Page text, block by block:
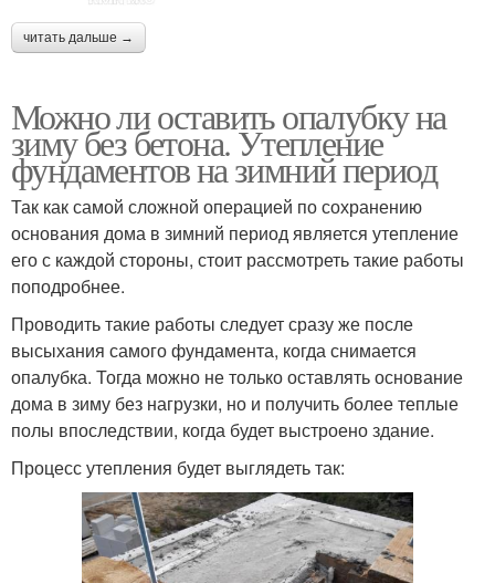
читать дальше →
Можно ли оставить опалубку на
зиму без бетона. Утепление
фундаментов на зимний период
Так как самой сложной операцией по сохранению
основания дома в зимний период является утепление
его с каждой стороны, стоит рассмотреть такие работы
поподробнее.
Проводить такие работы следует сразу же после
высыхания самого фундамента, когда снимается
опалубка. Тогда можно не только оставлять основание
дома в зиму без нагрузки, но и получить более теплые
полы впоследствии, когда будет выстроено здание.
Процесс утепления будет выглядеть так: